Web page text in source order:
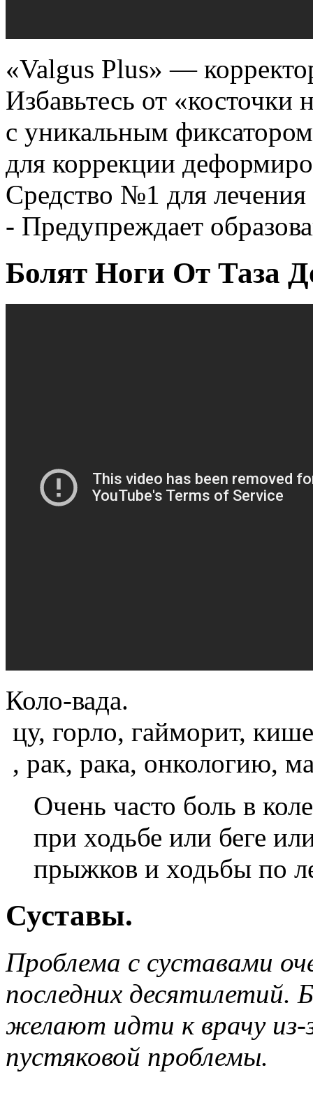
«Valgus Plus» —
Избавьтесь от «косточки
с уникальным фиксатором
для коррекции
Средство №1 для
- Предупреждает
Болят Ноги От Таза
Коло-вада.
цу, горло, гайморит,
, рак, рака, онкологию,
Очень часто боль в
при ходьбе или беге
прыжков и ходьбы по
Суставы.
Проблема с суставами
последних десятилетий.
желают идти к врачу
пустяковой проблемы.